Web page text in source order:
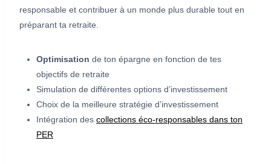
responsable et contribuer à un monde plus durable tout en
préparant ta retraite.
Optimisation de ton épargne en fonction de tes
objectifs de retraite
Simulation de différentes options d’investissement
Choix de la meilleure stratégie d’investissement
Intégration des collections éco-responsables dans ton
PER